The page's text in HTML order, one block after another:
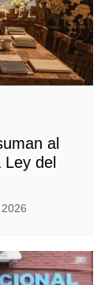
al
Ley del